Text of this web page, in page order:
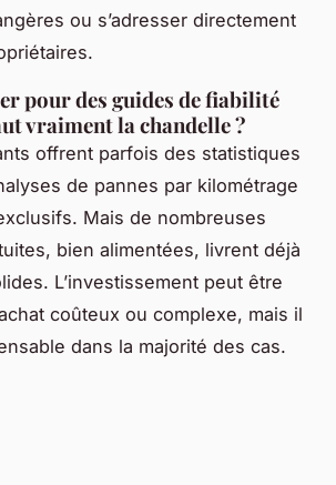
ou s’adresser directement
pour des guides de fiabilité
vraiment la chandelle ?
offrent parfois des statistiques
de pannes par kilométrage
Mais de nombreuses
bien alimentées, livrent déjà
L’investissement peut être
coûteux ou complexe, mais il
dans la majorité des cas.